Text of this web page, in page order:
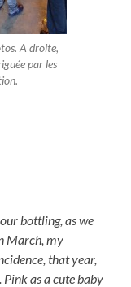
A droite,
par les
bottling, as we
March, my
that year,
as a cute baby